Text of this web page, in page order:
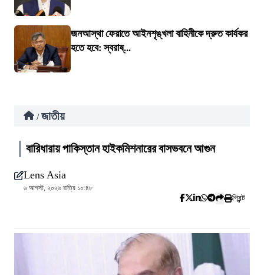
জনআস্থা ফেরাতে আইনশৃঙ্খলা বাহিনীকে দ্রুত কার্যকর
হতে হবে: স্বরাষ্...
/ জাতীয়
বারিধারায় পাকিস্তান হাইকমিশনারের বাসভবনে আগুন
Lens Asia
৬ আগস্ট, ২০২৬ রাত্রি ১০:৪৮
প্রিন্ট